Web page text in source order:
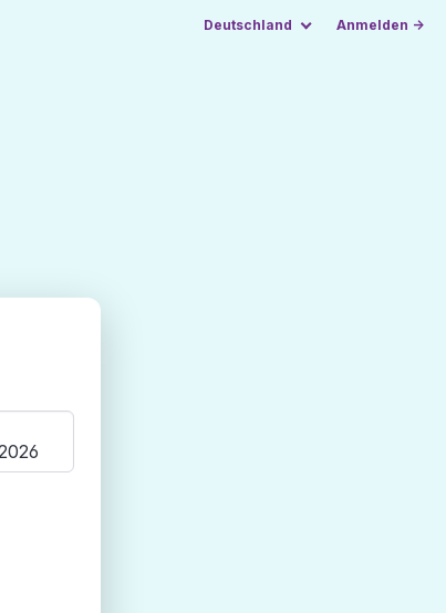
Deutschland Anmelden →